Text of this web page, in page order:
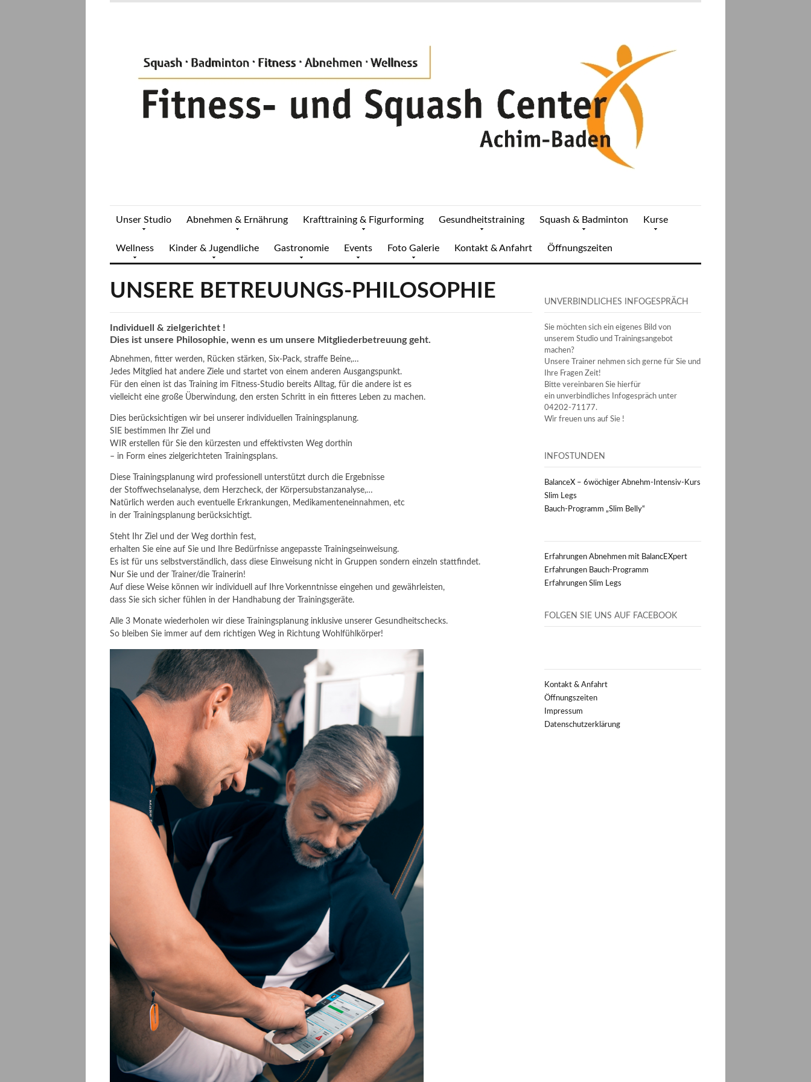
Unser Studio Abnehmen & Ernährung Krafttraining & Figurforming Gesundheitstraining Squash & Badminton Kurse
Wellness Kinder & Jugendliche Gastronomie Events Foto Galerie Kontakt & Anfahrt Öffnungszeiten
UNSERE BETREUUNGS-PHILOSOPHIE
Individuell & zielgerichtet !
Dies ist unsere Philosophie, wenn es um unsere Mitgliederbetreuung geht.
Abnehmen, fitter werden, Rücken stärken, Six-Pack, straffe Beine,…
Jedes Mitglied hat andere Ziele und startet von einem anderen Ausgangspunkt.
Für den einen ist das Training im Fitness-Studio bereits Alltag, für die andere ist es
vielleicht eine große Überwindung, den ersten Schritt in ein fitteres Leben zu machen.
Dies berücksichtigen wir bei unserer individuellen Trainingsplanung.
SIE bestimmen Ihr Ziel und
WIR erstellen für Sie den kürzesten und effektivsten Weg dorthin
– in Form eines zielgerichteten Trainingsplans.
Diese Trainingsplanung wird professionell unterstützt durch die Ergebnisse
der Stoffwechselanalyse, dem Herzcheck, der Körpersubstanzanalyse,…
Natürlich werden auch eventuelle Erkrankungen, Medikamenteneinnahmen, etc
in der Trainingsplanung berücksichtigt.
Steht Ihr Ziel und der Weg dorthin fest,
erhalten Sie eine auf Sie und Ihre Bedürfnisse angepasste Trainingseinweisung.
Es ist für uns selbstverständlich, dass diese Einweisung nicht in Gruppen sondern einzeln stattfindet.
Nur Sie und der Trainer/die Trainerin!
Auf diese Weise können wir individuell auf Ihre Vorkenntnisse eingehen und gewährleisten,
dass Sie sich sicher fühlen in der Handhabung der Trainingsgeräte.
Alle 3 Monate wiederholen wir diese Trainingsplanung inklusive unserer Gesundheitschecks.
So bleiben Sie immer auf dem richtigen Weg in Richtung Wohlfühlkörper!
UNVERBINDLICHES INFOGESPRÄCH
Sie möchten sich ein eigenes Bild von
unserem Studio und Trainingsangebot
machen?
Unsere Trainer nehmen sich gerne für Sie und
Ihre Fragen Zeit!
Bitte vereinbaren Sie hierfür
ein unverbindliches Infogespräch unter
04202-71177.
Wir freuen uns auf Sie !
INFOSTUNDEN
BalanceX – 6wöchiger Abnehm-Intensiv-Kurs
Slim Legs
Bauch-Programm „Slim Belly“
Erfahrungen Abnehmen mit BalancEXpert
Erfahrungen Bauch-Programm
Erfahrungen Slim Legs
FOLGEN SIE UNS AUF FACEBOOK
Kontakt & Anfahrt
Öffnungszeiten
Impressum
Datenschutzerklärung